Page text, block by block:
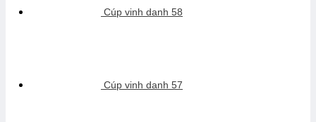
Cúp vinh danh 58
Cúp vinh danh 57